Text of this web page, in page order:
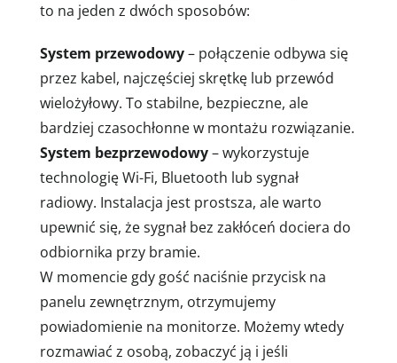
to na jeden z dwóch sposobów:
System przewodowy– połączenie odbywa się
przez kabel, najczęściej skrętkę lub przewód
wielożyłowy. To stabilne, bezpieczne, ale
bardziej czasochłonne w montażu rozwiązanie.
System bezprzewodowy– wykorzystuje
technologię Wi-Fi, Bluetooth lub sygnał
radiowy. Instalacja jest prostsza, ale warto
upewnić się, że sygnał bez zakłóceń dociera do
odbiornika przy bramie.
W momencie gdy gość naciśnie przycisk na
panelu zewnętrznym, otrzymujemy
powiadomienie na monitorze. Możemy wtedy
rozmawiać z osobą, zobaczyć ją i jeśli